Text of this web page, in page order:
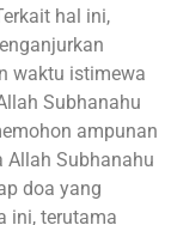
hal ini,
waktu istimewa
Subhanahu
ampunan
Allah Subhanahu
doa yang
ini, terutama